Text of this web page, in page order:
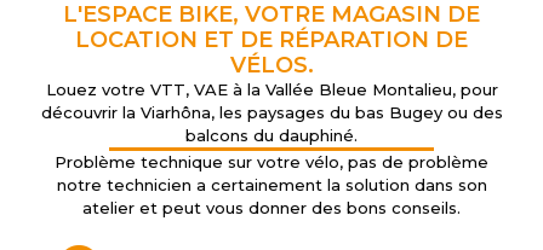
L'ESPACE BIKE, VOTRE MAGASIN DE
LOCATION ET DE RÉPARATION DE
VÉLOS.
Louez votre VTT, VAE à la Vallée Bleue Montalieu, pour
découvrir la Viarhôna, les paysages du bas Bugey ou des
balcons du dauphiné.
Problème technique sur votre vélo, pas de problème
notre technicien a certainement la solution dans son
atelier et peut vous donner des bons conseils.